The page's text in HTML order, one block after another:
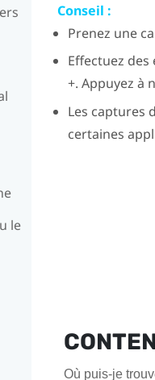
le
Conseil :
Prenez une
Effectuez
+. Appuyez à
Les captures
certaines
Où puis-je